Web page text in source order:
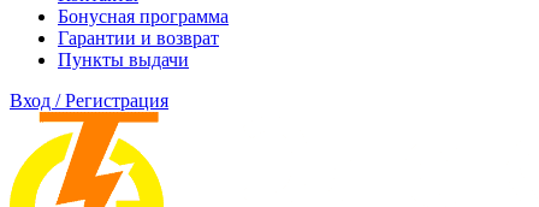
Бонусная программа
Гарантии и возврат
Пункты выдачи
Вход / Регистрация